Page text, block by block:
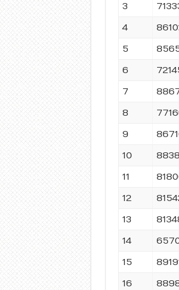
3
4
5
6
7
8
9
10
11
12
13
14
15
16